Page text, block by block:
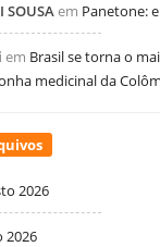
SOUSAem Panetone:
em Brasil se torna o
medicinal da
2026
2026